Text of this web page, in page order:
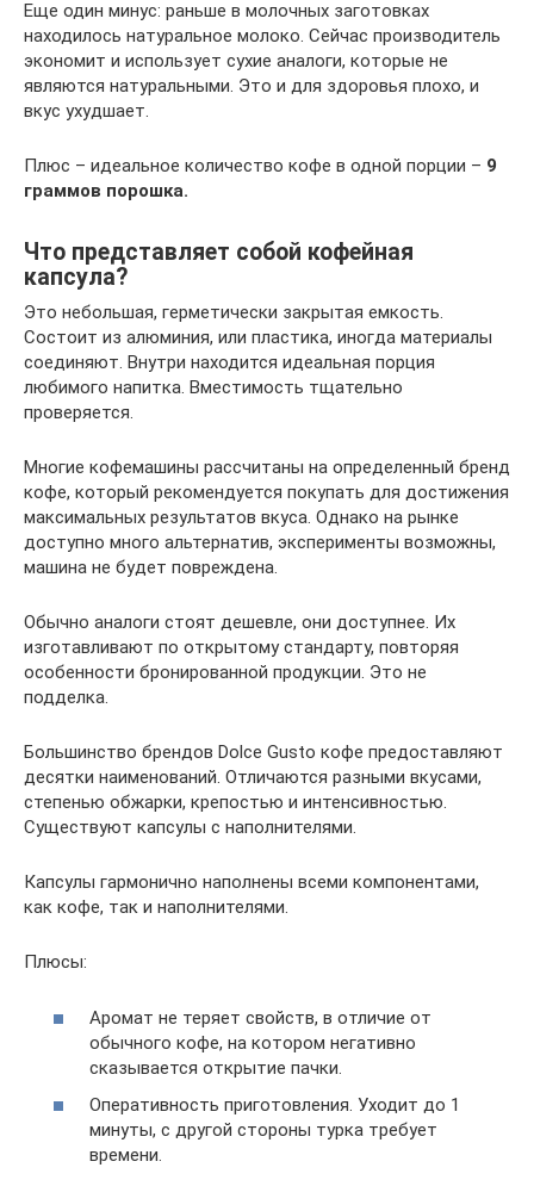
Еще один минус: раньше в молочных заготовках
находилось натуральное молоко. Сейчас производитель
экономит и использует сухие аналоги, которые не
являются натуральными. Это и для здоровья плохо, и
вкус ухудшает.
Плюс – идеальное количество кофе в одной порции – 9
граммов порошка.
Что представляет собой кофейная
капсула?
Это небольшая, герметически закрытая емкость.
Состоит из алюминия, или пластика, иногда материалы
соединяют. Внутри находится идеальная порция
любимого напитка. Вместимость тщательно
проверяется.
Многие кофемашины рассчитаны на определенный бренд
кофе, который рекомендуется покупать для достижения
максимальных результатов вкуса. Однако на рынке
доступно много альтернатив, эксперименты возможны,
машина не будет повреждена.
Обычно аналоги стоят дешевле, они доступнее. Их
изготавливают по открытому стандарту, повторяя
особенности бронированной продукции. Это не
подделка.
Большинство брендов Dolce Gusto кофе предоставляют
десятки наименований. Отличаются разными вкусами,
степенью обжарки, крепостью и интенсивностью.
Существуют капсулы с наполнителями.
Капсулы гармонично наполнены всеми компонентами,
как кофе, так и наполнителями.
Плюсы:
Аромат не теряет свойств, в отличие от
обычного кофе, на котором негативно
сказывается открытие пачки.
Оперативность приготовления. Уходит до 1
минуты, с другой стороны турка требует
времени.